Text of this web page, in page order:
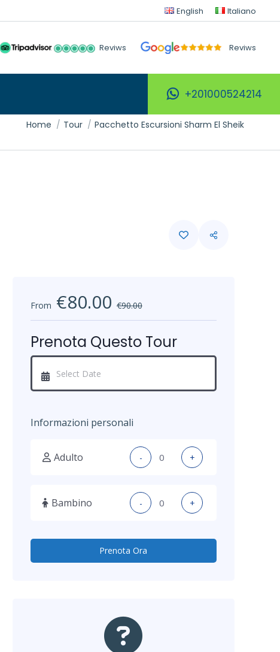
English Italiano
Reviws Reviws
+201000524214
Tu sei qui:
Home Tour Pacchetto Escursioni Sharm El Sheik
From €80.00€90.00
Prenota Questo Tour
Informazioni personali
Adulto - +
Bambino - +
Prenota Ora